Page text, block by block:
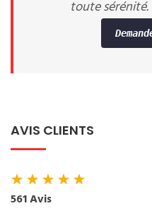
toute sérénité.
AVIS CLIENTS
★★★★★
561 Avis